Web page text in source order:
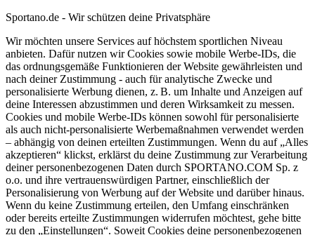
Sportano.de - Wir schützen deine Privatsphäre
Wir möchten unsere Services auf höchstem sportlichen Niveau
anbieten. Dafür nutzen wir Cookies sowie mobile Werbe-IDs, die
das ordnungsgemäße Funktionieren der Website gewährleisten und
nach deiner Zustimmung - auch für analytische Zwecke und
personalisierte Werbung dienen, z. B. um Inhalte und Anzeigen auf
deine Interessen abzustimmen und deren Wirksamkeit zu messen.
Cookies und mobile Werbe-IDs können sowohl für personalisierte
als auch nicht-personalisierte Werbemaßnahmen verwendet werden
– abhängig von deinen erteilten Zustimmungen. Wenn du auf „Alles
akzeptieren“ klickst, erklärst du deine Zustimmung zur Verarbeitung
deiner personenbezogenen Daten durch SPORTANO.COM Sp. z
o.o. und ihre vertrauenswürdigen Partner, einschließlich der
Personalisierung von Werbung auf der Website und darüber hinaus.
Wenn du keine Zustimmung erteilen, den Umfang einschränken
oder bereits erteilte Zustimmungen widerrufen möchtest, gehe bitte
zu den „Einstellungen“. Soweit Cookies deine personenbezogenen